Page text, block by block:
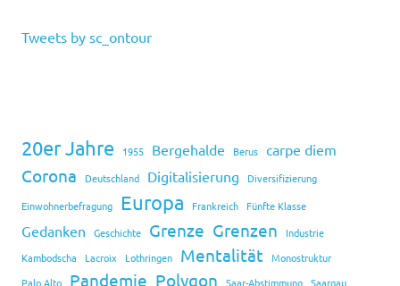
Tweets by sc_ontour
20er Jahre 1955 Bergehalde Berus carpe diem
Corona Deutschland Digitalisierung
Diversifizierung
Einwohnerbefragung
Europa Frankreich Fünfte Klasse
Gedanken Geschichte Grenze Grenzen
Industrie
Kambodscha
Lacroix Lothringen Mentalität
Monostruktur
Palo Alto
Pandemie Polygon Saar-Abstimmung Saargau